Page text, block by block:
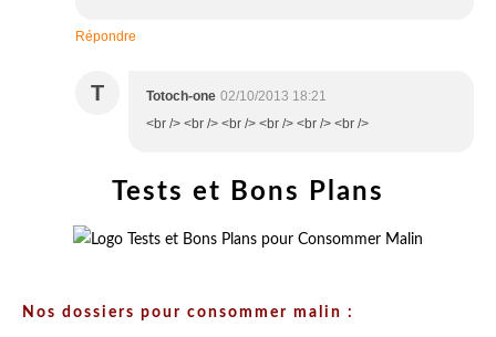
Répondre
T Totoch-one 02/10/2013 18:21
<br /> <br /> <br /> <br /> <br /> <br />
Tests et Bons Plans
Nos dossiers pour consommer malin :